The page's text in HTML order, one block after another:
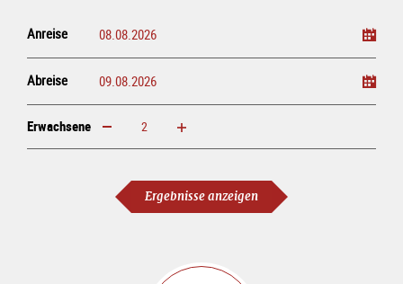
Anreise
Abreise
Erwachsene erhöhen verringern
Ergebnisse anzeigen